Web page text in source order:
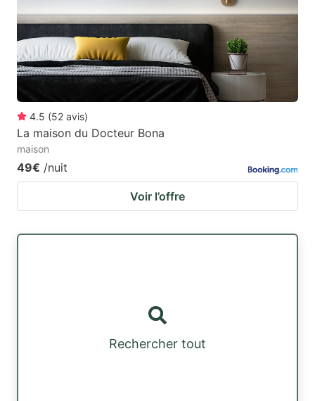
4.5 (52 avis)
La maison du Docteur Bona
maison
49€ /nuit
Voir l’offre
Rechercher tout